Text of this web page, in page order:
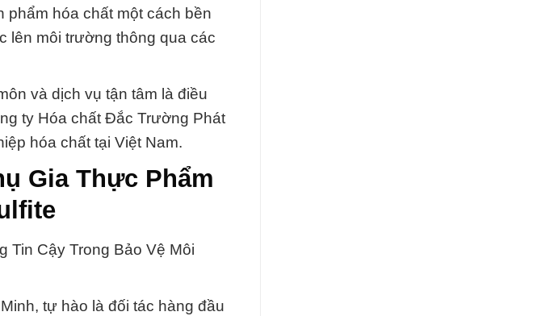
phẩm hóa chất một cách bền
lên môi trường thông qua các
và dịch vụ tận tâm là điều
ty Hóa chất Đắc Trường Phát
hóa chất tại Việt Nam.
Gia Thực Phẩm
Tin Cậy Trong Bảo Vệ Môi
tự hào là đối tác hàng đầu